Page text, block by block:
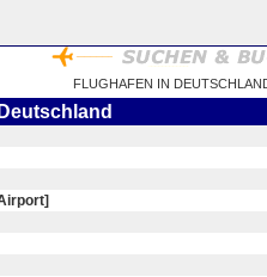
FLUGHAFEN IN